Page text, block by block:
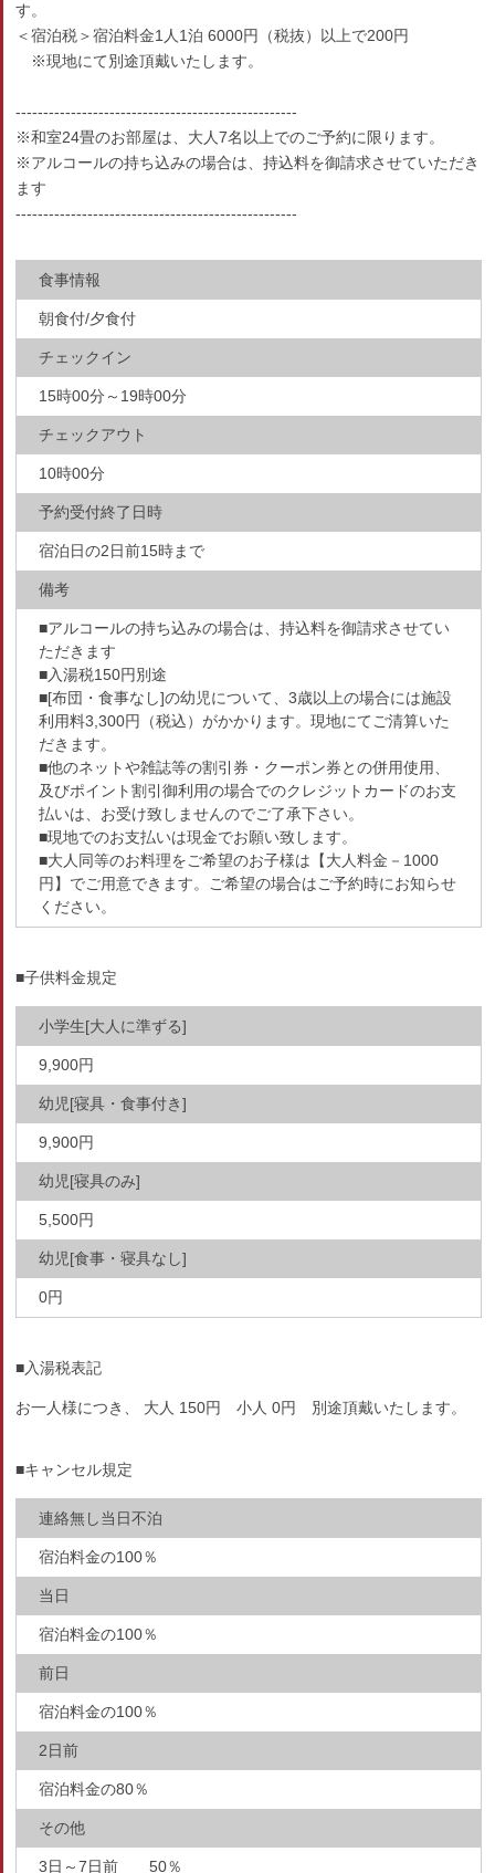
す。
＜宿泊税＞宿泊料金1人1泊 6000円（税抜）以上で200円
※現地にて別途頂戴いたします。
---------------------------------------------------
※和室24畳のお部屋は、大人7名以上でのご予約に限ります。
※アルコールの持ち込みの場合は、持込料を御請求させていただき
ます
---------------------------------------------------
食事情報
朝食付/夕食付
チェックイン
15時00分～19時00分
チェックアウト
10時00分
予約受付終了日時
宿泊日の2日前15時まで
備考
■アルコールの持ち込みの場合は、持込料を御請求させてい
ただきます
■入湯税150円別途
■[布団・食事なし]の幼児について、3歳以上の場合には施設
利用料3,300円（税込）がかかります。現地にてご清算いた
だきます。
■他のネットや雑誌等の割引券・クーポン券との併用使用、
及びポイント割引御利用の場合でのクレジットカードのお支
払いは、お受け致しませんのでご了承下さい。
■現地でのお支払いは現金でお願い致します。
■大人同等のお料理をご希望のお子様は【大人料金－1000
円】でご用意できます。ご希望の場合はご予約時にお知らせ
ください。
■子供料金規定
小学生[大人に準ずる]
9,900円
幼児[寝具・食事付き]
9,900円
幼児[寝具のみ]
5,500円
幼児[食事・寝具なし]
0円
■入湯税表記
お一人様につき、 大人 150円 小人 0円 別途頂戴いたします。
■キャンセル規定
連絡無し当日不泊
宿泊料金の100％
当日
宿泊料金の100％
前日
宿泊料金の100％
2日前
宿泊料金の80％
その他
3日～7日前 50％